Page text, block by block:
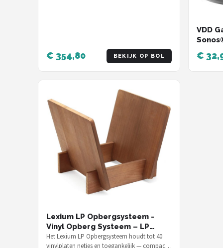
€ 354,80 BEKIJK OP BOL
VDD
Zwart
€
Lexium LP Opbergsysteem -
Vinyl Opberg Systeem – LP
houde - LP Kast - Platenrek – LP
Het Lexium LP Opbergsysteem houdt tot 40
vinylplaten netjes en toegankelijk — compact